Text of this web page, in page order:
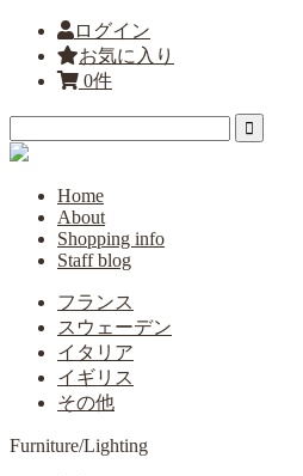
ログイン
お気に入り
0件
Home
About
Shopping info
Staff blog
フランス
スウェーデン
イタリア
イギリス
その他
Furniture/Lighting